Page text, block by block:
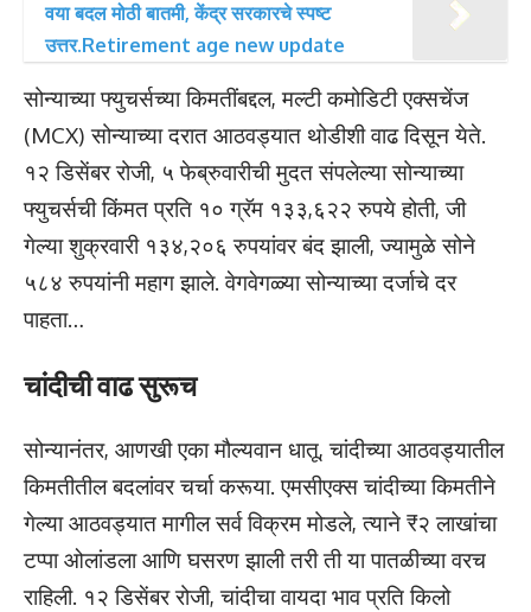
वया बदल मोठी बातमी, केंद्र सरकारचे स्पष्ट
उत्तर.Retirement age new update
सोन्याच्या फ्युचर्सच्या किमतींबद्दल, मल्टी कमोडिटी एक्सचेंज
(MCX) सोन्याच्या दरात आठवड्यात थोडीशी वाढ दिसून येते.
१२ डिसेंबर रोजी, ५ फेब्रुवारीची मुदत संपलेल्या सोन्याच्या
फ्युचर्सची किंमत प्रति १० ग्रॅम १३३,६२२ रुपये होती, जी
गेल्या शुक्रवारी १३४,२०६ रुपयांवर बंद झाली, ज्यामुळे सोने
५८४ रुपयांनी महाग झाले. वेगवेगळ्या सोन्याच्या दर्जाचे दर
पाहता…
चांदीची वाढ सुरूच
सोन्यानंतर, आणखी एका मौल्यवान धातू, चांदीच्या आठवड्यातील
किमतीतील बदलांवर चर्चा करूया. एमसीएक्स चांदीच्या किमतीने
गेल्या आठवड्यात मागील सर्व विक्रम मोडले, त्याने ₹२ लाखांचा
टप्पा ओलांडला आणि घसरण झाली तरी ती या पातळीच्या वरच
राहिली. १२ डिसेंबर रोजी, चांदीचा वायदा भाव प्रति किलो